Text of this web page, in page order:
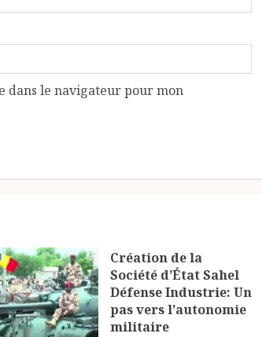
dans le navigateur pour mon
Création de la
Société d’État Sahel
Défense Industrie: Un
pas vers l’autonomie
militaire